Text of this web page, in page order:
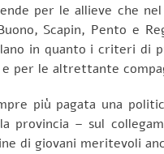
per le allieve che nel
Scapin, Pento e
in quanto i criteri
per le altrettante
più pagata una
provincia – sul
di giovani meritevoli